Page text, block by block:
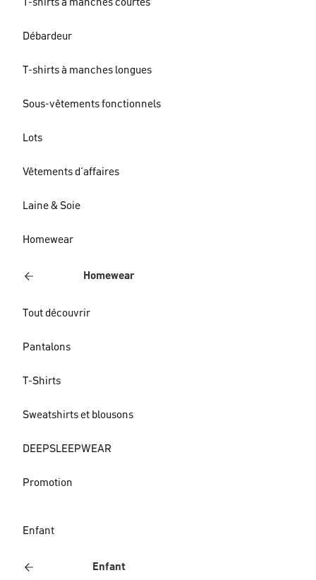
T-shirts à manches courtes
Débardeur
T-shirts à manches longues
Sous-vêtements fonctionnels
Lots
Vêtements d´affaires
Laine & Soie
Homewear
Homewear
Tout découvrir
Pantalons
T-Shirts
Sweatshirts et blousons
DEEPSLEEPWEAR
Promotion
Enfant
Enfant